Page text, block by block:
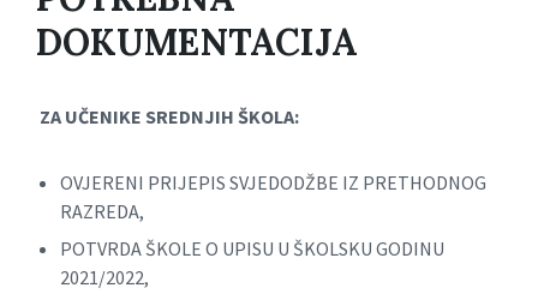
DOKUMENTACIJA
ZA UČENIKE SREDNJIH ŠKOLA:
OVJERENI PRIJEPIS SVJEDODŽBE IZ PRETHODNOG
RAZREDA,
POTVRDA ŠKOLE O UPISU U ŠKOLSKU GODINU
2021/2022,